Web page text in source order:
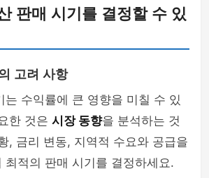
판매 시기를 결정할 수 있
고려 사항
는 수익률에 큰 영향을 미칠 수 있
한 것은 시장 동향을 분석하는 것
, 금리 변동, 지역적 수요와 공급을
최적의 판매 시기를 결정하세요.